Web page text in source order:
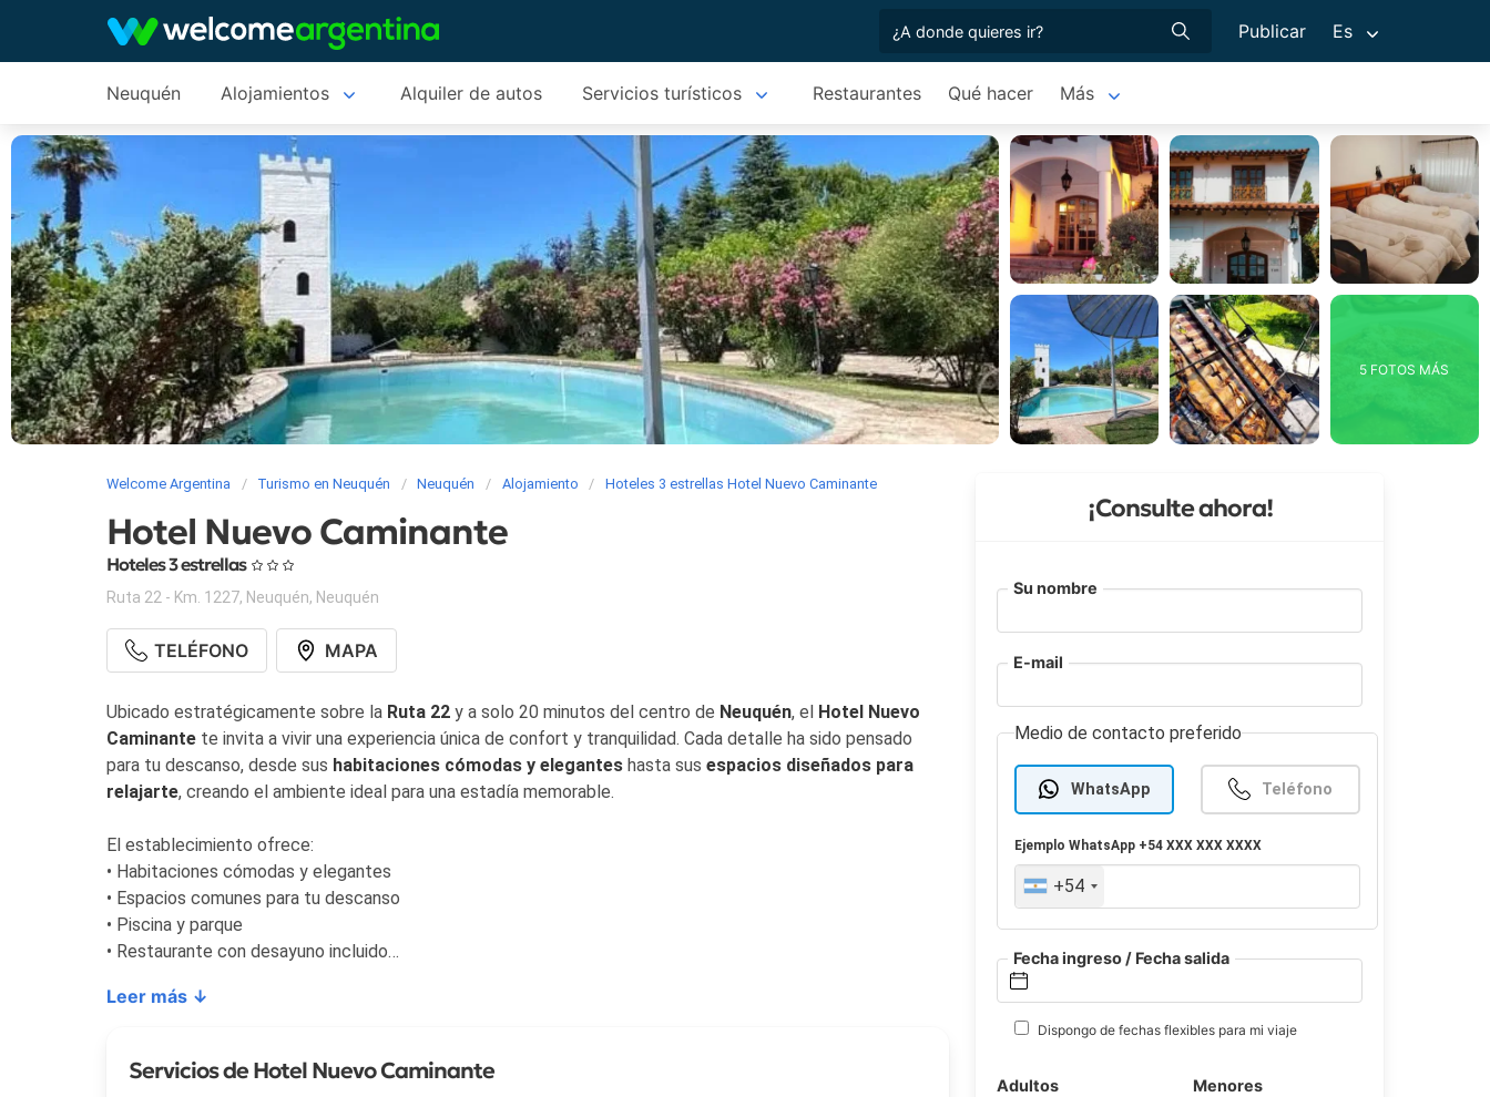
Publicar Es
Neuquén Alojamientos Alquiler de autos Servicios turísticos Restaurantes Qué hacer Más
5 FOTOS MÁS
Welcome Argentina Turismo en Neuquén Neuquén Alojamiento Hoteles 3 estrellas Hotel Nuevo Caminante
Hotel Nuevo Caminante
Hoteles 3 estrellas
Ruta 22 - Km. 1227, Neuquén, Neuquén
TELÉFONO MAPA
Ubicado estratégicamente sobre la Ruta 22 y a solo 20 minutos del centro de Neuquén, el
Hotel Nuevo
Caminante te invita a vivir una experiencia única de confort y tranquilidad. Cada detalle ha sido pensado
para tu descanso, desde sus habitaciones cómodas y elegantes hasta sus espacios diseñados para
relajarte, creando el ambiente ideal para una estadía memorable.
El establecimiento ofrece:
• Habitaciones cómodas y elegantes
• Espacios comunes para tu descanso
• Piscina y parque
• Restaurante con desayuno incluido
ingredientes frescos y de estación, se combinan tradición y creatividad para elaborar propuestas únicas:
desde cortes premium de carne a la parrilla, pastas caseras y mariscos frescos, hasta opciones
Leer más ↓
Servicios de Hotel Nuevo Caminante
¡Consulte ahora!
Su nombre
E-mail
Medio de contacto preferido
WhatsApp Teléfono
EjemploWhatsApp +54 XXX XXX XXXX
+54
Fecha ingreso / Fecha salida
Dispongo de fechas flexibles para mi viaje
Adultos Menores